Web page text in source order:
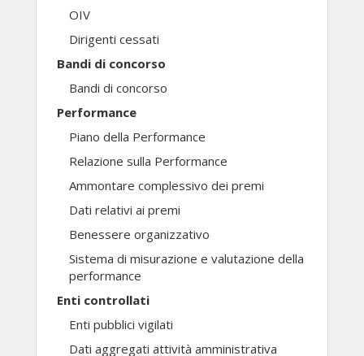
OIV
Dirigenti cessati
Bandi di concorso
Bandi di concorso
Performance
Piano della Performance
Relazione sulla Performance
Ammontare complessivo dei premi
Dati relativi ai premi
Benessere organizzativo
Sistema di misurazione e valutazione della
performance
Enti controllati
Enti pubblici vigilati
Dati aggregati attività amministrativa